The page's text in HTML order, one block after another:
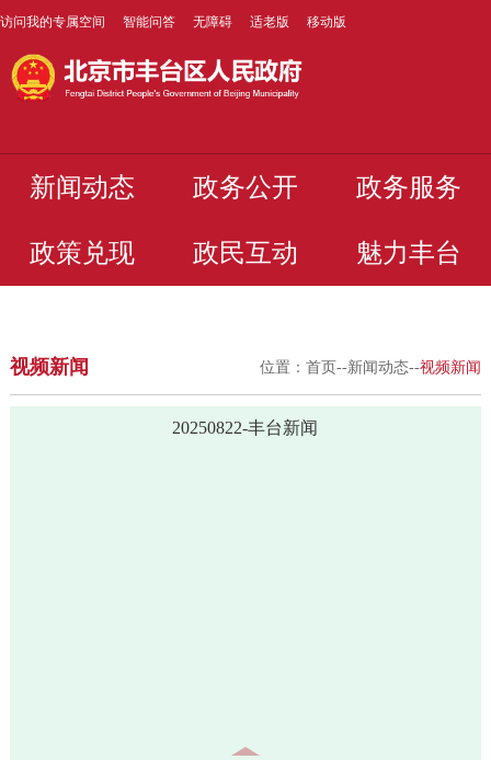
访问我的专属空间 智能问答 无障碍 适老版 移动版
新闻动态 政务公开 政务服务
政策兑现 政民互动 魅力丰台
视频新闻 位置：首页--新闻动态--视频新闻
20250822-丰台新闻